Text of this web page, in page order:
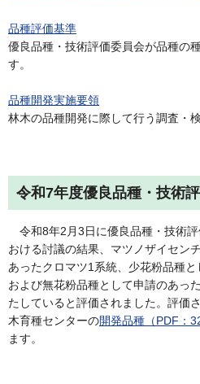
品種評価基準
優良品種・技術評価委員会が品種の
す。
品種開発実施要領
林木の品種開発に際して行う調査・
令和7年度優良品種・技術
令和8年2月3日に優良品種・技術
おける討議の結果、マツノザイセン
あったクロマツ1系統、少花粉品種
および無花粉品種として申請のあっ
たしていると評価されました。評価
木育種センターの開発品種（PDF：
ます。